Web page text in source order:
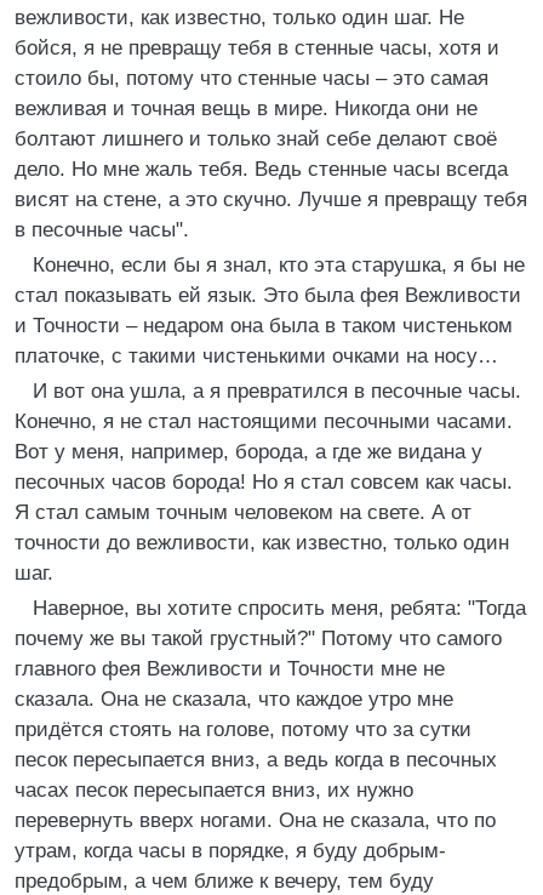
вежливости, как известно, только один шаг. Не
бойся, я не превращу тебя в стенные часы, хотя и
стоило бы, потому что стенные часы – это самая
вежливая и точная вещь в мире. Никогда они не
болтают лишнего и только знай себе делают своё
дело. Но мне жаль тебя. Ведь стенные часы всегда
висят на стене, а это скучно. Лучше я превращу тебя
в песочные часы".
Конечно, если бы я знал, кто эта старушка, я бы не
стал показывать ей язык. Это была фея Вежливости
и Точности – недаром она была в таком чистеньком
платочке, с такими чистенькими очками на носу…
И вот она ушла, а я превратился в песочные часы.
Конечно, я не стал настоящими песочными часами.
Вот у меня, например, борода, а где же видана у
песочных часов борода! Но я стал совсем как часы.
Я стал самым точным человеком на свете. А от
точности до вежливости, как известно, только один
шаг.
Наверное, вы хотите спросить меня, ребята: "Тогда
почему же вы такой грустный?" Потому что самого
главного фея Вежливости и Точности мне не
сказала. Она не сказала, что каждое утро мне
придётся стоять на голове, потому что за сутки
песок пересыпается вниз, а ведь когда в песочных
часах песок пересыпается вниз, их нужно
перевернуть вверх ногами. Она не сказала, что по
утрам, когда часы в порядке, я буду добрым-
предобрым, а чем ближе к вечеру, тем буду